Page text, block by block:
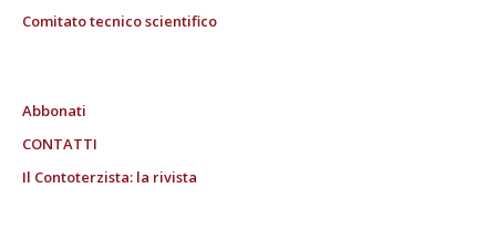
Comitato tecnico scientifico
Abbonati
CONTATTI
Il Contoterzista: la rivista